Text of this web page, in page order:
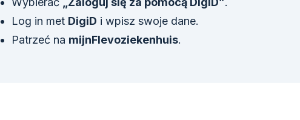
Log in met DigiD i wpisz swoje dane.
Patrzeć na mijnFlevoziekenhuis.